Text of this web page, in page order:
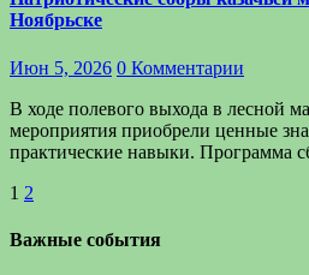
Ноябрьске
Июн 5, 2026 0 Комментарии
В ходе полевого выхода в лесной
мероприятия приобрели ценные
практические навыки. Программа
Пагинация
записей
1 2
Важные события